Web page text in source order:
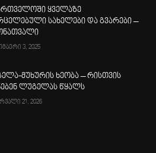
ყველაზე
სახელები და გვარები –
3, 2025
მუხურის ხეობა – რისთვის
ლუგელას წყალს
21, 2026